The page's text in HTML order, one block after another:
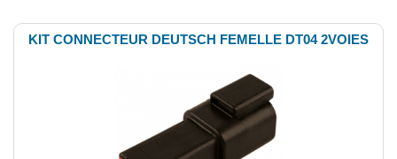
KIT CONNECTEUR DEUTSCH FEMELLE DT04 2VOIES